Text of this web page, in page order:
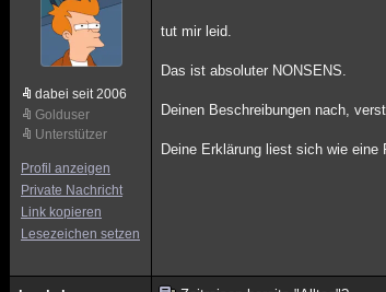
dabei seit 2006
Golduser
Unterstützer
Profil anzeigen
Private Nachricht
Link kopieren
Lesezeichen setzen
tut mir leid.
Das ist absoluter NONSENS.
Deinen Beschreibungen nach,
Deine Erklärung liest sich wie